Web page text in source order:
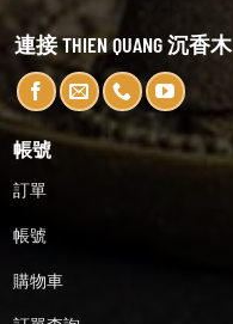
連接 THIEN QUANG 沉香木
帳號
訂單
帳號
購物車